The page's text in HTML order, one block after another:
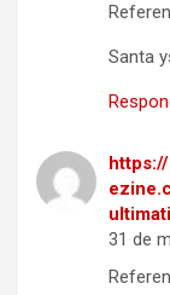
Santa
31 de